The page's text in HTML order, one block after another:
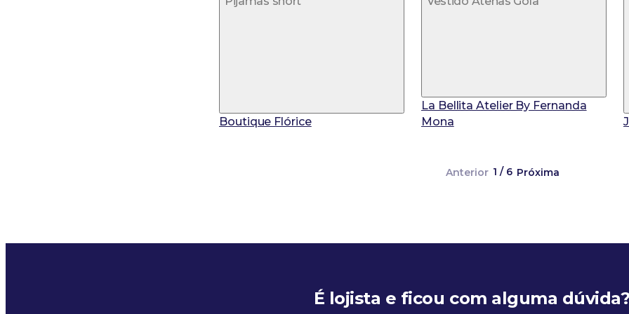
Boutique Flórice
La Bellita Atelier By Fernanda
Mona
Anterior 1 / 6 Próxima
É lojista e ficou com alguma dúvida?